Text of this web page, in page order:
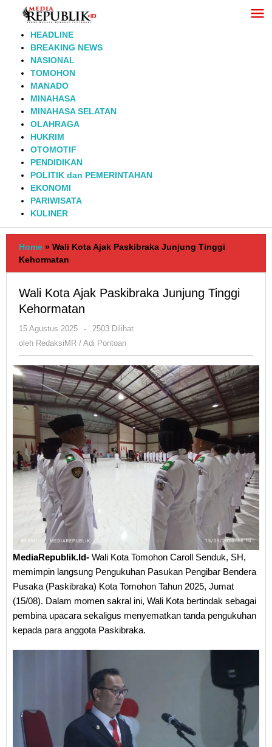
Lewati
HEADLINE
BREAKING NEWS
NASIONAL
TOMOHON
MANADO
MINAHASA
MINAHASA SELATAN
OLAHRAGA
HUKRIM
OTOMOTIF
PENDIDIKAN
POLITIK dan PEMERINTAHAN
EKONOMI
PARIWISATA
KULINER
Home » Wali Kota Ajak Paskibraka Junjung Tinggi
Kehormatan
Wali Kota Ajak Paskibraka Junjung Tinggi
Kehormatan
15 Agustus 2025
oleh
RedaksiMR
Pontoan
-
2503 Dilihat
oleh RedaksiMR / Adi Pontoan
MediaRepublik.Id- Wali Kota Tomohon Caroll Senduk, SH,
memimpin langsung Pengukuhan Pasukan Pengibar Bendera
Pusaka (Paskibraka) Kota Tomohon Tahun 2025, Jumat
(15/08). Dalam momen sakral ini, Wali Kota bertindak sebagai
pembina upacara sekaligus menyematkan tanda pengukuhan
kepada para anggota Paskibraka.